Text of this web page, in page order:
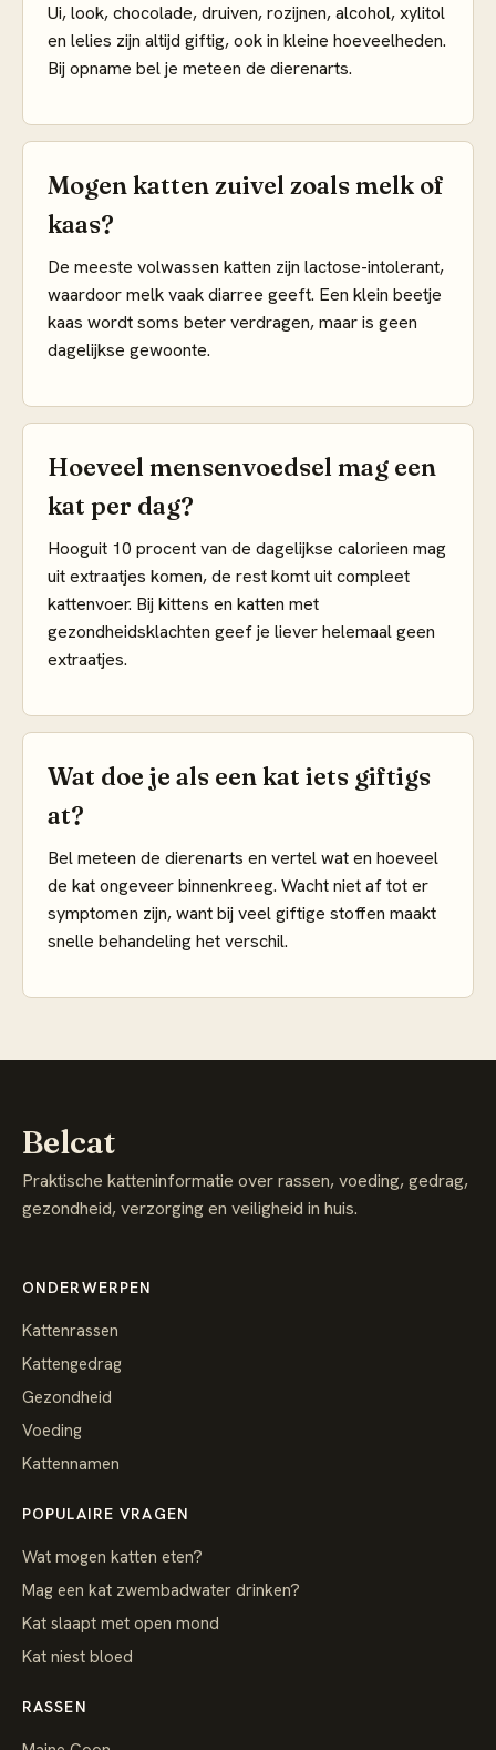
Ui, look, chocolade, druiven, rozijnen, alcohol, xylitol
en lelies zijn altijd giftig, ook in kleine hoeveelheden.
Bij opname bel je meteen de dierenarts.
Mogen katten zuivel zoals melk of
kaas?
De meeste volwassen katten zijn lactose-intolerant,
waardoor melk vaak diarree geeft. Een klein beetje
kaas wordt soms beter verdragen, maar is geen
dagelijkse gewoonte.
Hoeveel mensenvoedsel mag een
kat per dag?
Hooguit 10 procent van de dagelijkse calorieen mag
uit extraatjes komen, de rest komt uit compleet
kattenvoer. Bij kittens en katten met
gezondheidsklachten geef je liever helemaal geen
extraatjes.
Wat doe je als een kat iets giftigs
at?
Bel meteen de dierenarts en vertel wat en hoeveel
de kat ongeveer binnenkreeg. Wacht niet af tot er
symptomen zijn, want bij veel giftige stoffen maakt
snelle behandeling het verschil.
Belcat
Praktische katteninformatie over rassen, voeding, gedrag,
gezondheid, verzorging en veiligheid in huis.
ONDERWERPEN
Kattenrassen
Kattengedrag
Gezondheid
Voeding
Kattennamen
POPULAIRE VRAGEN
Wat mogen katten eten?
Mag een kat zwembadwater drinken?
Kat slaapt met open mond
Kat niest bloed
RASSEN